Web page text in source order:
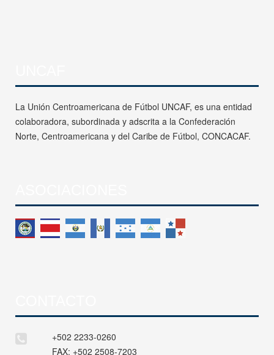
La Unión Centroamericana de Fútbol UNCAF, es una entidad
colaboradora, subordinada y adscrita a la Confederación
Norte, Centroamericana y del Caribe de Fútbol, CONCACAF.
+502 2233-0260
FAX: +502 2508-7203